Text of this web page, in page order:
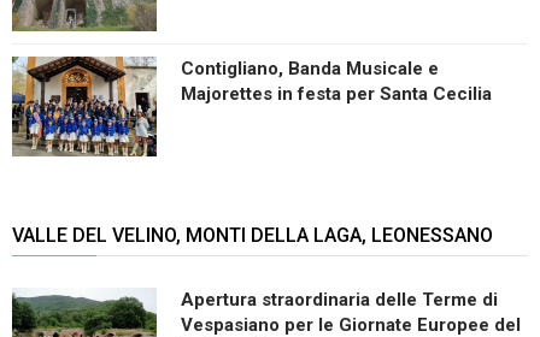
Contigliano, Banda Musicale e
Majorettes in festa per Santa Cecilia
VALLE DEL VELINO, MONTI DELLA LAGA, LEONESSANO
Apertura straordinaria delle Terme di
Vespasiano per le Giornate Europee del